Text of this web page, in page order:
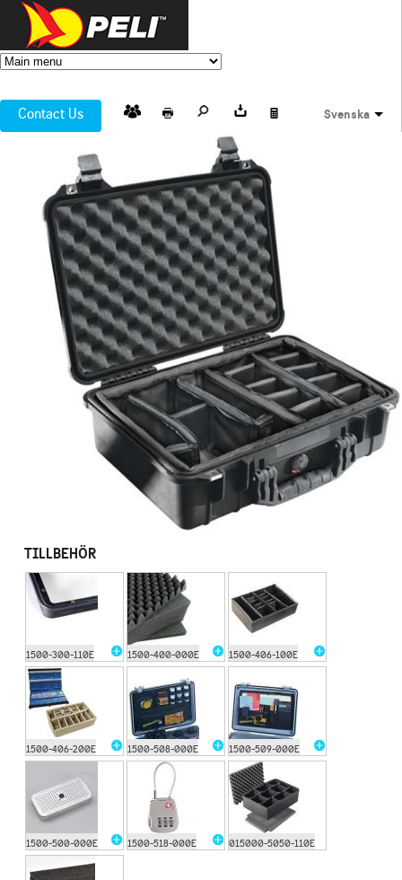
Contact Us Svenska
TILLBEHÖR
1500-300-110E 1500-400-000E 1500-406-100E
1500-406-200E 1500-508-000E 1500-509-000E
1500-500-000E 1500-518-000E 015000-5050-110E